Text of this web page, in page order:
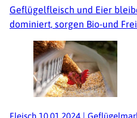
Geflügelfleisch und Eier
dominiert, sorgen Bio-und